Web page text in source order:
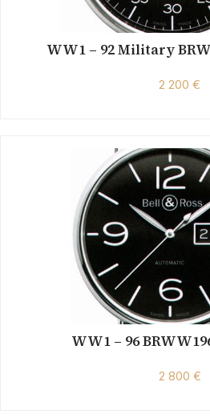
WW1 – 92 Military
2 200 €
WW1 – 96
2 800 €